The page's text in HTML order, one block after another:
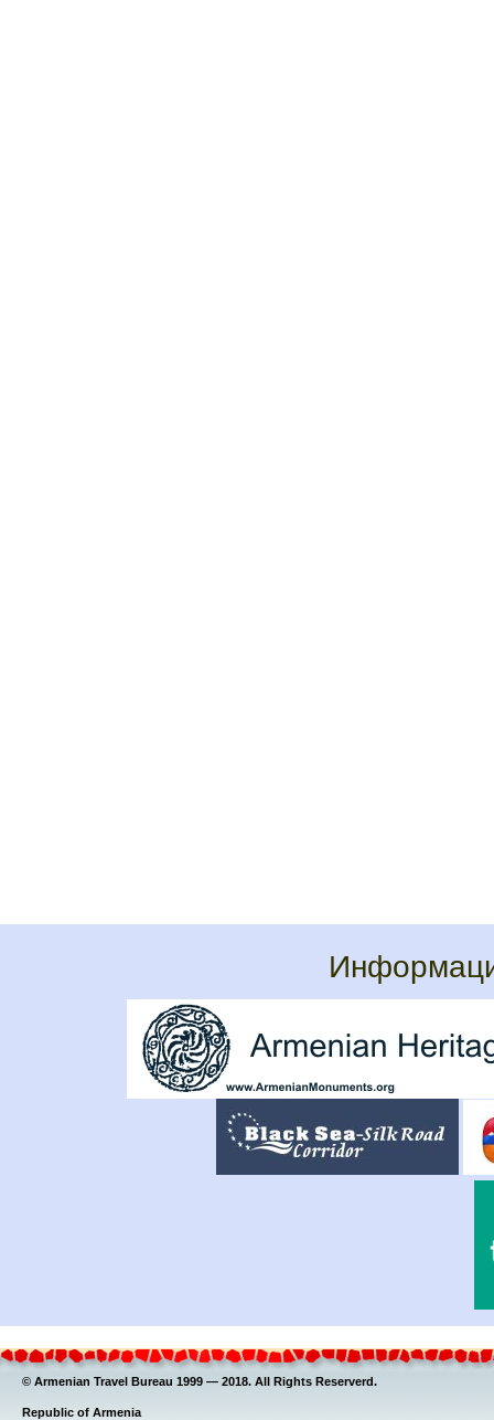
© Armenian Travel Bureau 1999 — 2018. All Rights Reserverd.
Republic of Armenia